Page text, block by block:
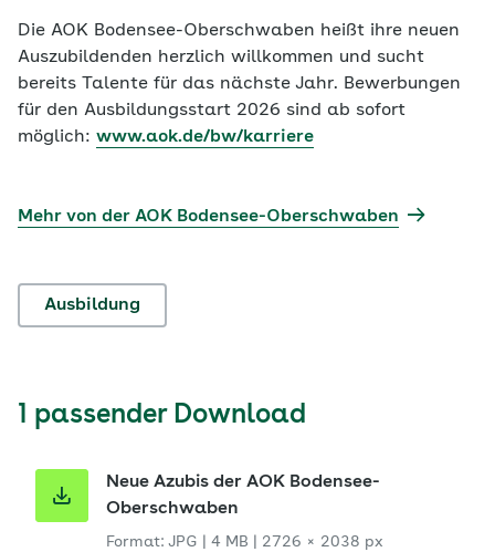
Die AOK Bodensee-Oberschwaben heißt ihre neuen
Auszubildenden herzlich willkommen und sucht
bereits Talente für das nächste Jahr. Bewerbungen
für den Ausbildungsstart 2026 sind ab sofort
möglich: www.aok.de/bw/karriere
Mehr von der AOK Bodensee-Oberschwaben
Ausbildung
1 passender Download
Neue Azubis der AOK Bodensee-
Oberschwaben
Format: JPG 4 MB
2726 × 2038 px